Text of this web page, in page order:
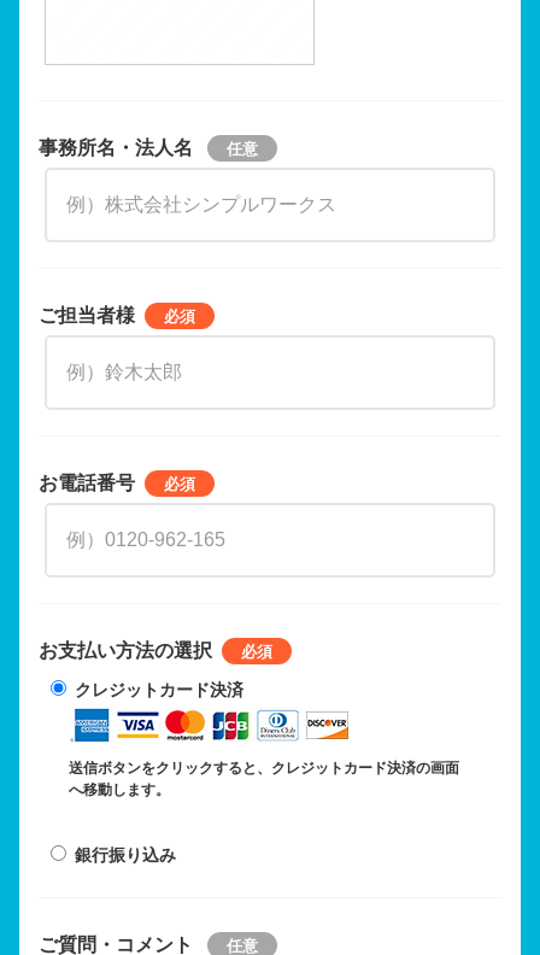
事務所名・法人名
ご担当者様
お電話番号
お支払い方法の選択
クレジットカード決済
送信ボタンをクリックすると、クレジットカード決済の画面
へ移動します。
銀行振り込み
ご質問・コメント